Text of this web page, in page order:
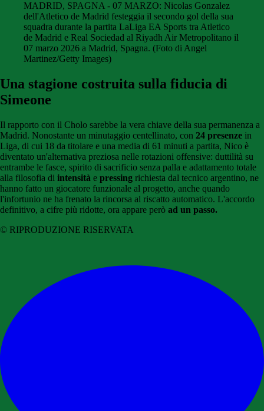
MADRID, SPAGNA - 07 MARZO: Nicolas Gonzalez
dell'Atletico de Madrid festeggia il secondo gol della sua
squadra durante la partita LaLiga EA Sports tra Atletico
de Madrid e Real Sociedad al Riyadh Air Metropolitano il
07 marzo 2026 a Madrid, Spagna. (Foto di Angel
Martinez/Getty Images)
Una stagione costruita sulla fiducia di
Simeone
Il rapporto con il Cholo sarebbe la vera chiave della sua permanenza a
Madrid. Nonostante un minutaggio centellinato, con 24 presenze in
Liga, di cui 18 da titolare e una media di 61 minuti a partita, Nico è
diventato un'alternativa preziosa nelle rotazioni offensive: duttilità su
entrambe le fasce, spirito di sacrificio senza palla e adattamento totale
alla filosofia di intensità e pressing richiesta dal tecnico argentino, ne
hanno fatto un giocatore funzionale al progetto, anche quando
l'infortunio ne ha frenato la rincorsa al riscatto automatico. L'accordo
definitivo, a cifre più ridotte, ora appare però ad un passo.
© RIPRODUZIONE RISERVATA